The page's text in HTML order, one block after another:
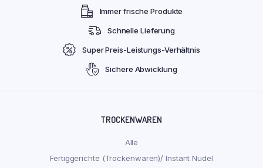
Immer frische Produkte
Schnelle Lieferung
Super Preis-Leistungs-Verhältnis
Sichere Abwicklung
TROCKENWAREN
Alle
Fertiggerichte (Trockenwaren)/ Instant Nudel